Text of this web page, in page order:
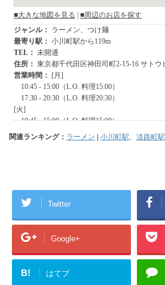
関連ランキング： ラーメン | 小川町駅、 淡路町駅
Twitter
Google+
B! はてブ